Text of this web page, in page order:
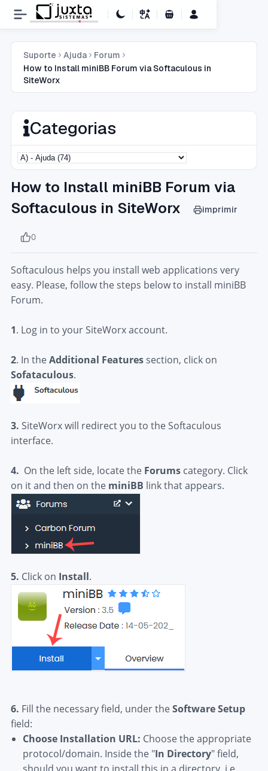
Carrinho de Compras
Suporte Ajuda
Forum
How to Install miniBB Forum via Softaculous in
SiteWorx
Categorias
How to Install miniBB Forum via
Softaculous in SiteWorx
imprimir
0
Softaculous helps you install web applications very
easy. Please, follow the steps below to install miniBB
Forum.
1. Log in to your SiteWorx account.
2. In theAdditional Featuressection, click on
Sofataculous.
3. SiteWorx will redirect you to the Softaculous
interface.
4. On the left side, locate the Forumscategory. Click
on it and then on the miniBB link that appears.
5. Click on Install.
6. Fill the necessary field, under theSoftware Setup
field:
Choose Installation URL: Choose the appropriate
protocol/domain. Inside the "In Directory" field,